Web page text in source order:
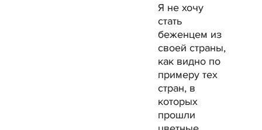
Я не хочу
стать
беженцем из
своей страны,
как видно по
примеру тех
стран, в
которых
прошли